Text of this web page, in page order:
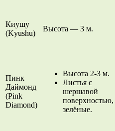
Киушу
(Kyushu)
Высота — 3 м.
Пинк
Даймонд
(Pink
Diamond)
Высота 2-3 м.
Листья с
шершавой
поверхностью,
зелёные.